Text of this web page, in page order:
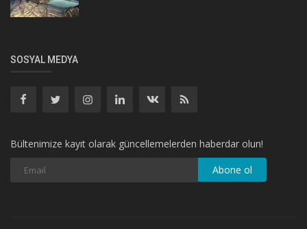
SOSYAL MEDYA
Bültenimize kayıt olarak güncellemelerden haberdar olun!
Abone ol